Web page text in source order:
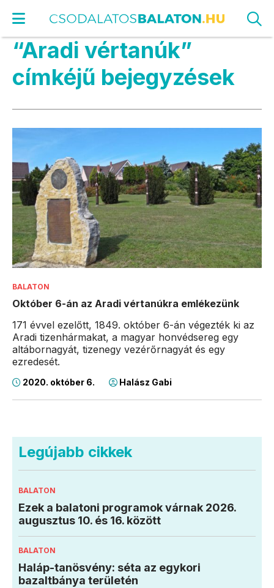
“Aradi vértanúk”
címkéjű bejegyzések
BALATON
Október 6-án az Aradi vértanúkra emlékezünk
171 évvel ezelőtt, 1849. október 6-án végezték ki az
Aradi tizenhármakat, a magyar honvédsereg egy
altábornagyát, tizenegy vezérőrnagyát és egy
ezredesét.
2020. október 6. Halász Gabi
Legújabb cikkek
BALATON
Ezek a balatoni programok várnak 2026.
augusztus 10. és 16. között
BALATON
Haláp-tanösvény: séta az egykori
bazaltbánya területén